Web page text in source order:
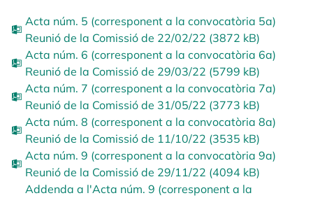
Acta núm. 5 (corresponent a la convocatòria 5a)
Reunió de la Comissió de 22/02/22 (3872 kB)
Acta núm. 6 (corresponent a la convocatòria 6a)
Reunió de la Comissió de 29/03/22 (5799 kB)
Acta núm. 7 (corresponent a la convocatòria 7a)
Reunió de la Comissió de 31/05/22 (3773 kB)
Acta núm. 8 (corresponent a la convocatòria 8a)
Reunió de la Comissió de 11/10/22 (3535 kB)
Acta núm. 9 (corresponent a la convocatòria 9a)
Reunió de la Comissió de 29/11/22 (4094 kB)
Addenda a l'Acta núm. 9 (corresponent a la